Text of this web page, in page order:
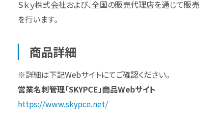
Ｓｋｙ株式会社および、全国の販売代理店を通じて販売
を行います。
商品詳細
※詳細は下記Webサイトにてご確認ください。
営業名刺管理「SKYPCE」商品Webサイト
https://www.skypce.net/